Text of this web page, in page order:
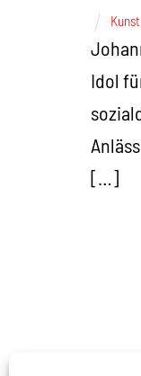
Idol
[…]